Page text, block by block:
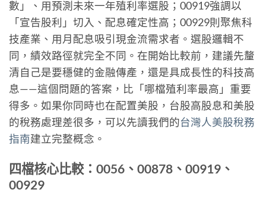
數」、用預測未來一年殖利率選股；00919強調以
「宣告股利」切入、配息確定性高；00929則聚焦科
技產業、用月配息吸引現金流需求者。選股邏輯不
同，績效路徑就完全不同。在開始比較前，建議先釐
清自己是要穩健的金融傳產，還是具成長性的科技高
息——這個問題的答案，比「哪檔殖利率最高」重要
得多。如果你同時也在配置美股，台股高股息和美股
的稅務處理差很多，可以先讀我們的台灣人美股稅務
指南建立完整概念。
四檔核心比較：0056、00878、00919、
00929